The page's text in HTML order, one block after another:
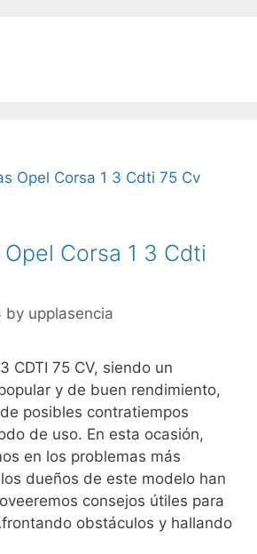
Corsa 1 3 Cdti
by upplasencia
CDTI 75 CV, siendo un
y de buen rendimiento,
posibles contratiempos
de uso. En esta ocasión,
en los problemas más
dueños de este modelo han
consejos útiles para
obstáculos y hallando